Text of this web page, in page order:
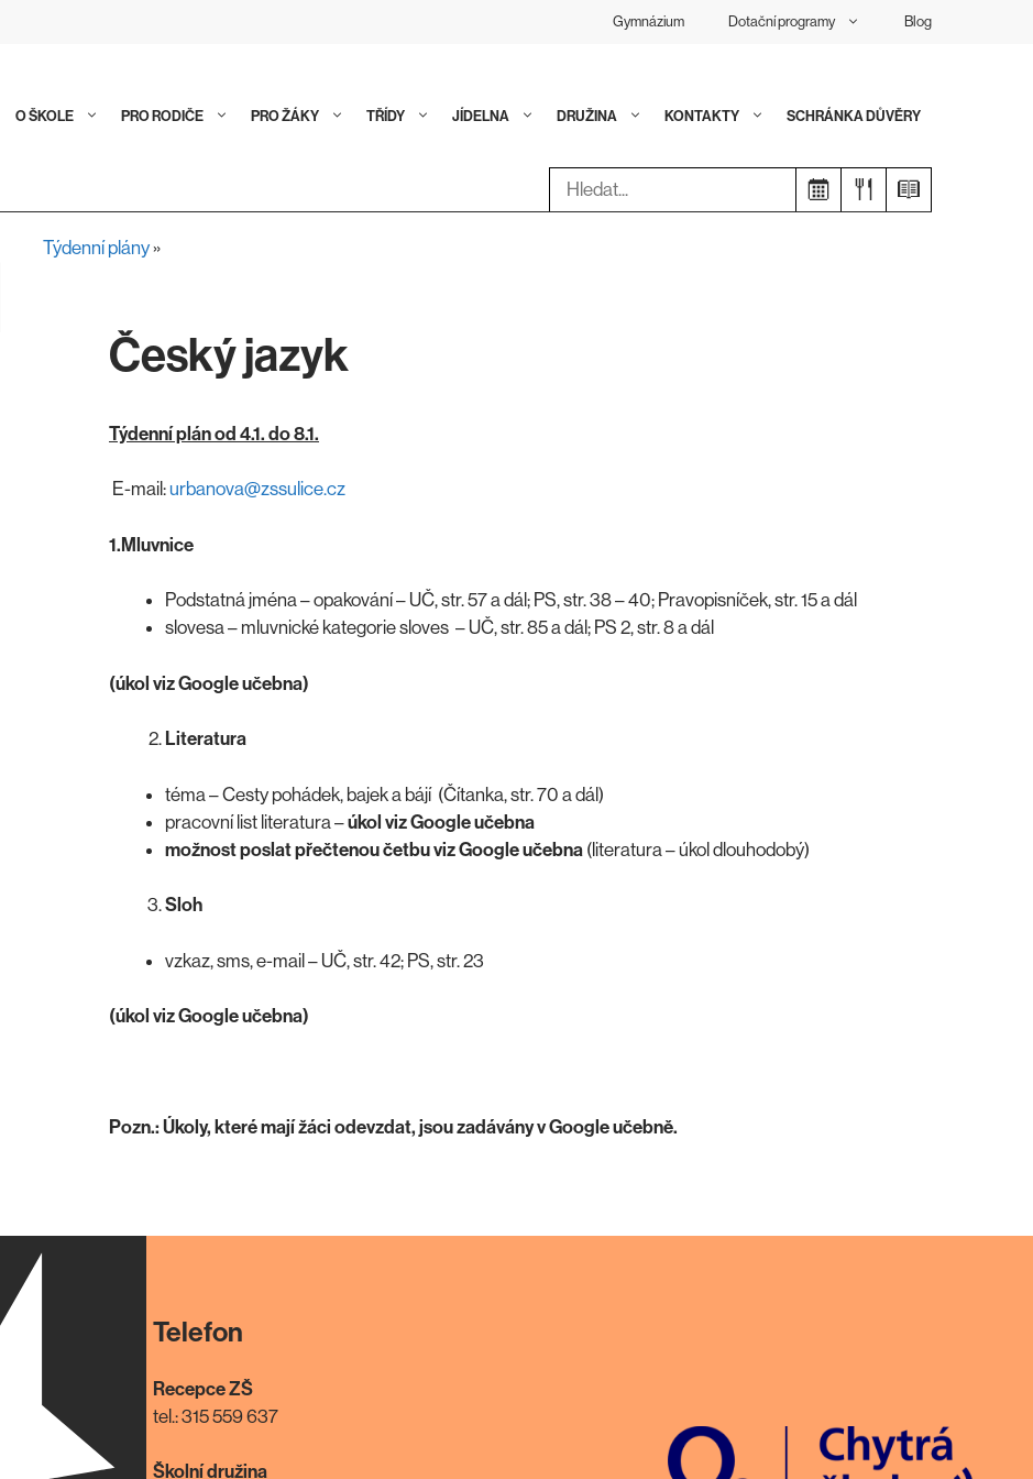
Gymnázium Dotační programy Blog
O ŠKOLE PRO RODIČE PRO ŽÁKY TŘÍDY JÍDELNA DRUŽINA KONTAKTY SCHRÁNKA DŮVĚRY
Hledat:
Týdenní plány»
Český jazyk
Týdenní plán od 4.1. do 8.1.
E-mail:urbanova@zssulice.cz
1.Mluvnice
Podstatná jména – opakování – UČ, str. 57 a dál; PS, str. 38 – 40; Pravopisníček, str. 15 a dál
slovesa – mluvnické kategorie sloves – UČ, str. 85 a dál; PS 2, str. 8 a dál
(úkol viz Google učebna)
Literatura
téma – Cesty pohádek, bajek a bájí (Čítanka, str. 70 a dál)
pracovní list literatura –úkol viz Google učebna
možnost poslat přečtenou četbu viz Google učebna (literatura – úkol dlouhodobý)
Sloh
vzkaz, sms, e-mail – UČ, str. 42; PS, str. 23
(úkol viz Google učebna)
Pozn.: Úkoly, které mají žáci odevzdat, jsou zadávány v Google učebně.
Telefon
Recepce ZŠ
tel.: 315 559 637
Školní družina